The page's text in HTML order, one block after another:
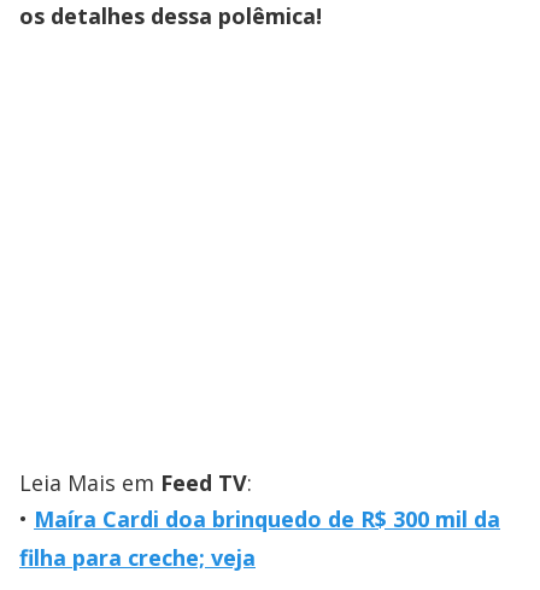
os detalhes dessa polêmica!
Leia Mais em Feed TV:
Maíra Cardi doa brinquedo de R$ 300 mil da
filha para creche; veja